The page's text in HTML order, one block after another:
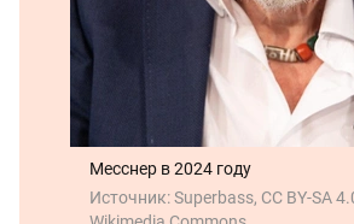
Месснер в 2024 году
Источник:Superbass, CC BY-SA